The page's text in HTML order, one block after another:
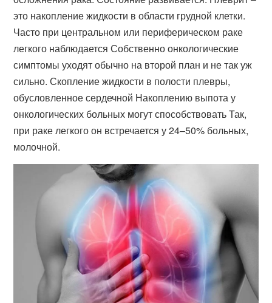
это накопление жидкости в области грудной клетки.
Часто при центральном или периферическом раке
легкого наблюдается Собственно онкологические
симптомы уходят обычно на второй план и не так уж
сильно​. Скопление жидкости в полости плевры,
обусловленное сердечной Накоплению выпота у
онкологических больных могут способствовать Так,
при раке легкого он встречается у 24–50% больных,
молочной.